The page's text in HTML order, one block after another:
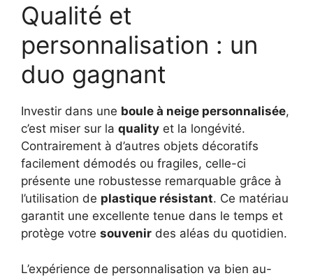
Qualité et
personnalisation : un
duo gagnant
Investir dans une boule à neige personnalisée,
c’est miser sur la quality et la longévité.
Contrairement à d’autres objets décoratifs
facilement démodés ou fragiles, celle-ci
présente une robustesse remarquable grâce à
l’utilisation de plastique résistant. Ce matériau
garantit une excellente tenue dans le temps et
protège votre souvenir des aléas du quotidien.
L’expérience de personnalisation va bien au-